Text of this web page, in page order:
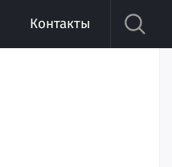
Контакты